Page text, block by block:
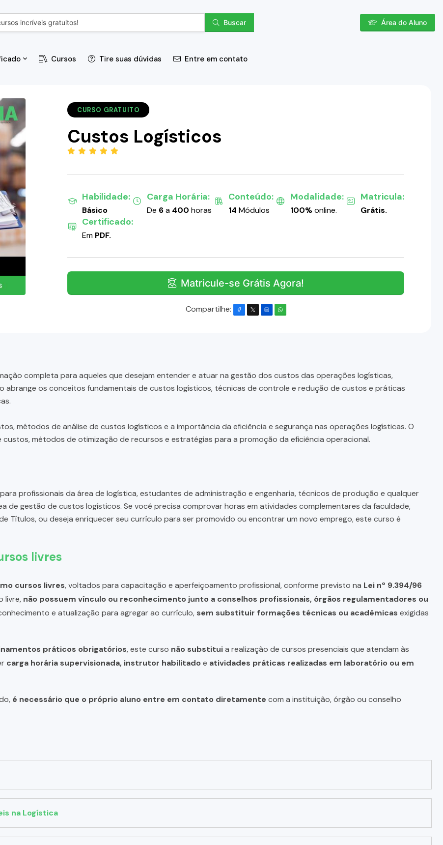
Buscar Área do Aluno
Cursos Tire suas dúvidas Entre em contato
CURSO GRATUITO
Custos Logísticos
Habilidade:
Básico
Carga Horária:
De 6a 400 horas
Conteúdo:
14 Módulos
Modalidade:
100%online.
Matricula:
Grátis.
Certificado:
Em PDF.
Matricule-se Grátis Agora!
Compartilhe:
completa para aqueles que desejam entender e atuar na gestão dos custos das operações logísticas,
abrange os conceitos fundamentais de custos logísticos, técnicas de controle e redução de custos e práticas
métodos de análise de custos logísticos e a importância da eficiência e segurança nas operações logísticas. O
métodos de otimização de recursos e estratégias para a promoção da eficiência operacional.
profissionais da área de logística, estudantes de administração e engenharia, técnicos de produção e qualquer
de gestão de custos logísticos. Se você precisa comprovar horas em atividades complementares da faculdade,
Títulos, ou deseja enriquecer seu currículo para ser promovido ou encontrar um novo emprego, este curso é
livres
cursos livres, voltados para capacitação e aperfeiçoamento profissional, conforme previsto na Lei nº 9.394/96
livre, não possuem vínculo ou reconhecimento junto a conselhos profissionais, órgãos regulamentadores ou
e atualização para agregar ao currículo, sem substituir formações técnicas ou acadêmicas exigidas
práticos obrigatórios, este curso não substituia realização de cursos presenciais que atendam às
carga horária supervisionada, instrutor habilitadoe atividades práticas realizadas em laboratório ou em
é necessário que o próprio aluno entre em contato diretamente com a instituição, órgão ou conselho
na Logística